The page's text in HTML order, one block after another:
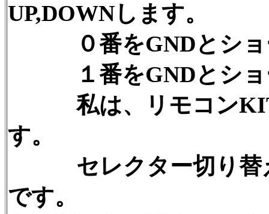
UP,DOWNします。
０番をGNDとショ
１番をGNDとショ
私は、リモコンKIT
す。
セレクター切り替
です。